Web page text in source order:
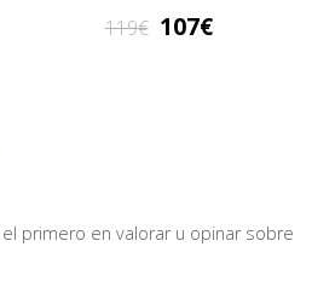
119 107
primero en valorar u opinar sobre